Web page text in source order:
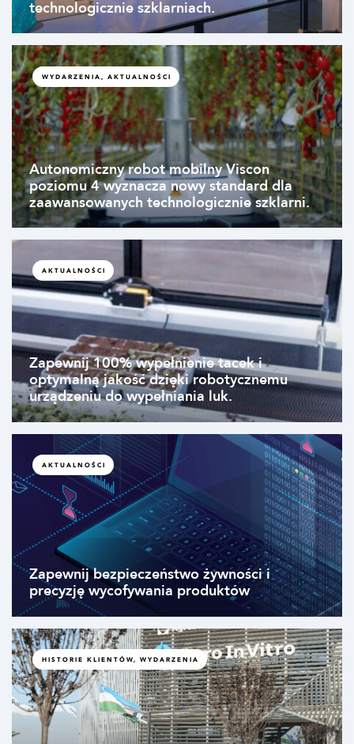
technologicznie szklarniach.
WYDARZENIA, AKTUALNOŚCI
Autonomiczny robot mobilny Viscon
poziomu 4 wyznacza nowy standard dla
zaawansowanych technologicznie szklarni.
AKTUALNOŚCI
Zapewnij 100% wypełnienie tacek i
optymalną jakość dzięki robotycznemu
urządzeniu do wypełniania luk.
AKTUALNOŚCI
Zapewnij bezpieczeństwo żywności i
precyzję wycofywania produktów
HISTORIE KLIENTÓW, WYDARZENIA